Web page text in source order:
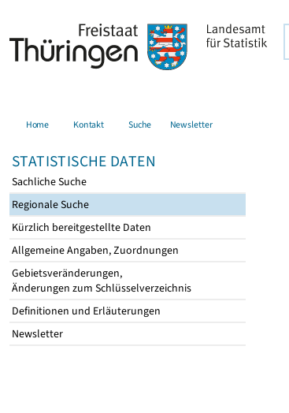
Home Kontakt Suche Newsletter
STATISTISCHE DATEN
Sachliche Suche
Regionale Suche
Kürzlich bereitgestellte Daten
Allgemeine Angaben, Zuordnungen
Gebietsveränderungen,
Änderungen zum Schlüsselverzeichnis
Definitionen und Erläuterungen
Newsletter